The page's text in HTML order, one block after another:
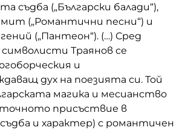
съдба („Български балади“),
(„Романтични песни“) и
(„Пантеон“). (…) Сред
Траянов се
и
дух на поезията си. Той
магика и месианство
присъствие в
и характер) с романтичен